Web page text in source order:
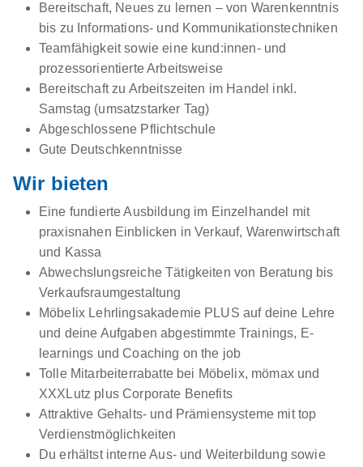
Bereitschaft, Neues zu lernen – von Warenkenntnis
bis zu Informations- und Kommunikationstechniken
Teamfähigkeit sowie eine kund:innen- und
prozessorientierte Arbeitsweise
Bereitschaft zu Arbeitszeiten im Handel inkl.
Samstag (umsatzstarker Tag)
Abgeschlossene Pflichtschule
Gute Deutschkenntnisse
Wir bieten
Eine fundierte Ausbildung im Einzelhandel mit
praxisnahen Einblicken in Verkauf, Warenwirtschaft
und Kassa
Abwechslungsreiche Tätigkeiten von Beratung bis
Verkaufsraumgestaltung
Möbelix Lehrlingsakademie PLUS auf deine Lehre
und deine Aufgaben abgestimmte Trainings, E-
learnings und Coaching on the job
Tolle Mitarbeiterrabatte bei Möbelix, mömax und
XXXLutz plus Corporate Benefits
Attraktive Gehalts- und Prämiensysteme mit top
Verdienstmöglichkeiten
Du erhältst interne Aus- und Weiterbildung sowie